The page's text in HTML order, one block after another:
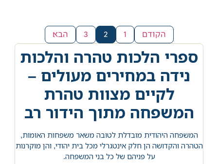
הקודם 1
2
3 הבא
ספרי הלכות טהרה והלכות
נידה במחירים מעולים –
לקיים מצוות טהרת
המשפחה מתוך הידור רב
המשפחה היהודית מובדלת לטובה משאר משפחות האומות,
הטהרה והקדושה הן חלק אינטגרלי מכל בית יהודי, והן מוקרנות
על פניהם של כל בני המשפחה.